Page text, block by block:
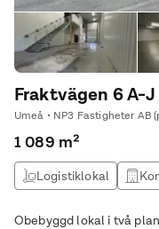
Fraktvägen 6 A-J
Umeå • NP3 Fastigheter AB
1 089 m²
Logistiklokal
Obebyggd lokal i två plan